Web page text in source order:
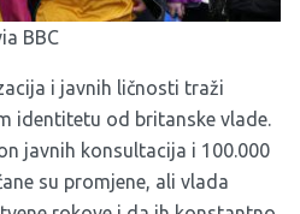
BBC
i javnih ličnosti traži
identitetu od britanske vlade.
javnih konsultacija i 100.000
su promjene, ali vlada